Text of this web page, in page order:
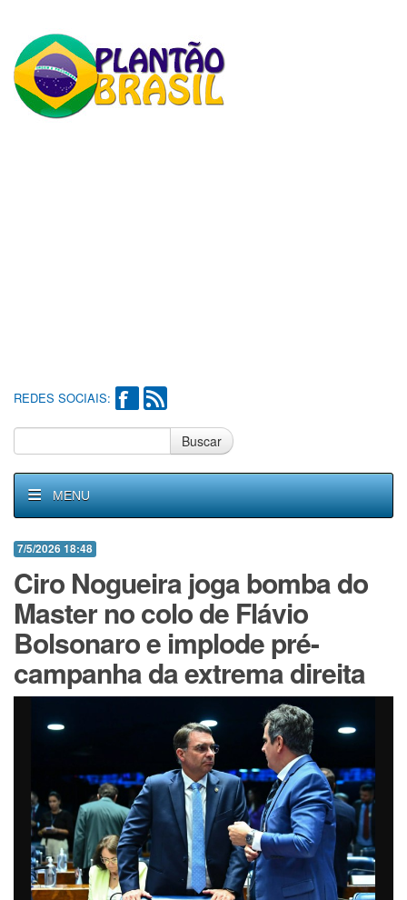
REDES SOCIAIS:
Buscar
MENU
7/5/2026 18:48
Ciro Nogueira joga bomba do
Master no colo de Flávio
Bolsonaro e implode pré-
campanha da extrema direita